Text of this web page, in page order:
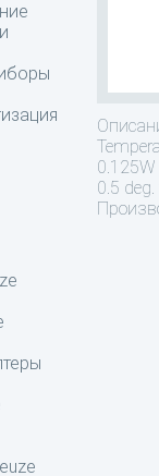
0.125W
0.5